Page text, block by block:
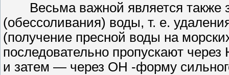
Весьма важной является также
(обессоливания) воды, т. е.
(получение пресной воды на
последовательно пропускают
и затем — через ОН -форму